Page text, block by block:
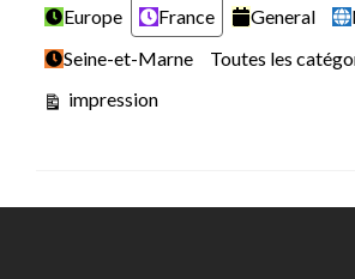
Catégories
Europe France General
Seine-et-Marne
Toutes les
Vue
impression